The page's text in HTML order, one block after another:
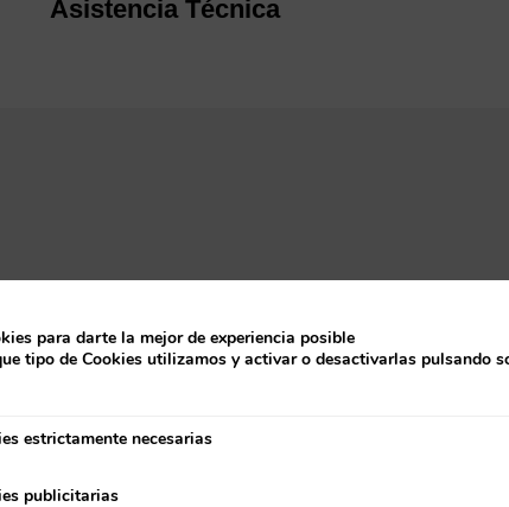
Asistencia Técnica
para darte la mejor de experiencia posible
tipo de Cookies utilizamos y activar o desactivarlas pulsando
necesarias
estrictamente necesarias
publicitarias